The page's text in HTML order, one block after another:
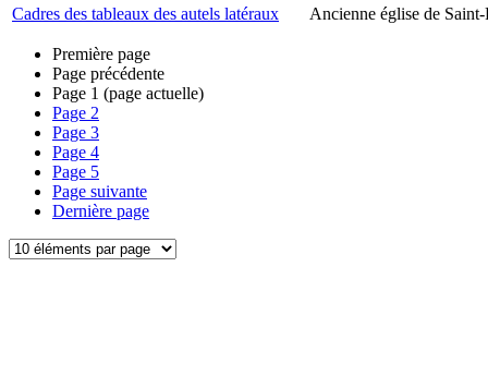
Cadres des tableaux des autels latéraux
Ancienne église de Saint-
Première page
Page précédente
Page 1 (page actuelle)
Page 2
Page 3
Page 4
Page 5
Page suivante
Dernière page